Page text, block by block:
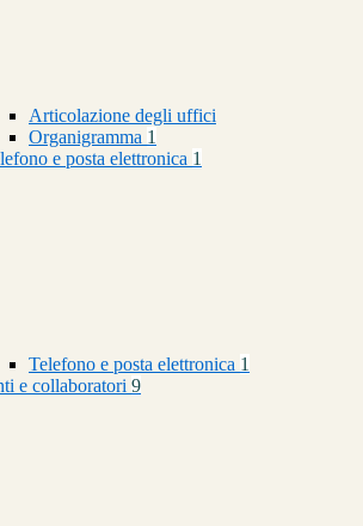
Articolazione degli uffici
Organigramma 1
e posta elettronica 1
Telefono e posta elettronica 1
e collaboratori 9